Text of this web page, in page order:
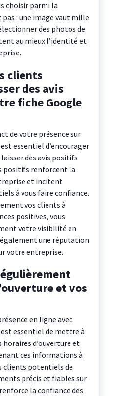
choisir parmi la
pas : une image vaut mille
des photos de
au mieux l’identité et
clients
des avis
fiche Google
de votre présence sur
essentiel d’encourager
des avis positifs
positifs renforcent la
et incitent
à vous faire confiance.
vos clients à
positives, vous
votre visibilité en
une réputation
votre entreprise.
et vos
en ligne avec
essentiel de mettre à
d’ouverture et
ces informations à
clients potentiels de
précis et fiables sur
la confiance des